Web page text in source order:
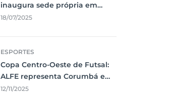
inaugura sede própria em
Corumbá
18/07/2025
ESPORTES
Copa Centro-Oeste de Futsal:
ALFE representa Corumbá e
faz jogo emocionante contra o
12/11/2025